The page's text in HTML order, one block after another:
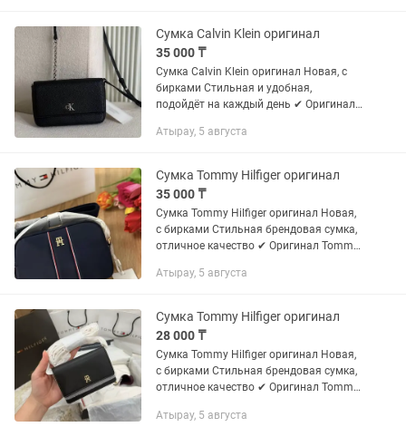
Сумка Calvin Klein оригинал
35 000 ₸
Сумка Calvin Klein оригинал Новая, с
бирками Стильная и удобная,
подойдёт на каждый день ✔ Оригинал
(новая) ✔ В наличии, без ожидания
Атырау, 5 августа
Сумка Tommy Hilfiger оригинал
35 000 ₸
Сумка Tommy Hilfiger оригинал Новая,
с бирками Стильная брендовая сумка,
отличное качество ✔ Оригинал Tommy
Удобная и практичная Идеально
Атырау, 5 августа
Сумка Tommy Hilfiger оригинал
28 000 ₸
Сумка Tommy Hilfiger оригинал Новая,
с бирками Стильная брендовая сумка,
отличное качество ✔ Оригинал Tommy
Удобная и практичная Идеально
Атырау, 5 августа